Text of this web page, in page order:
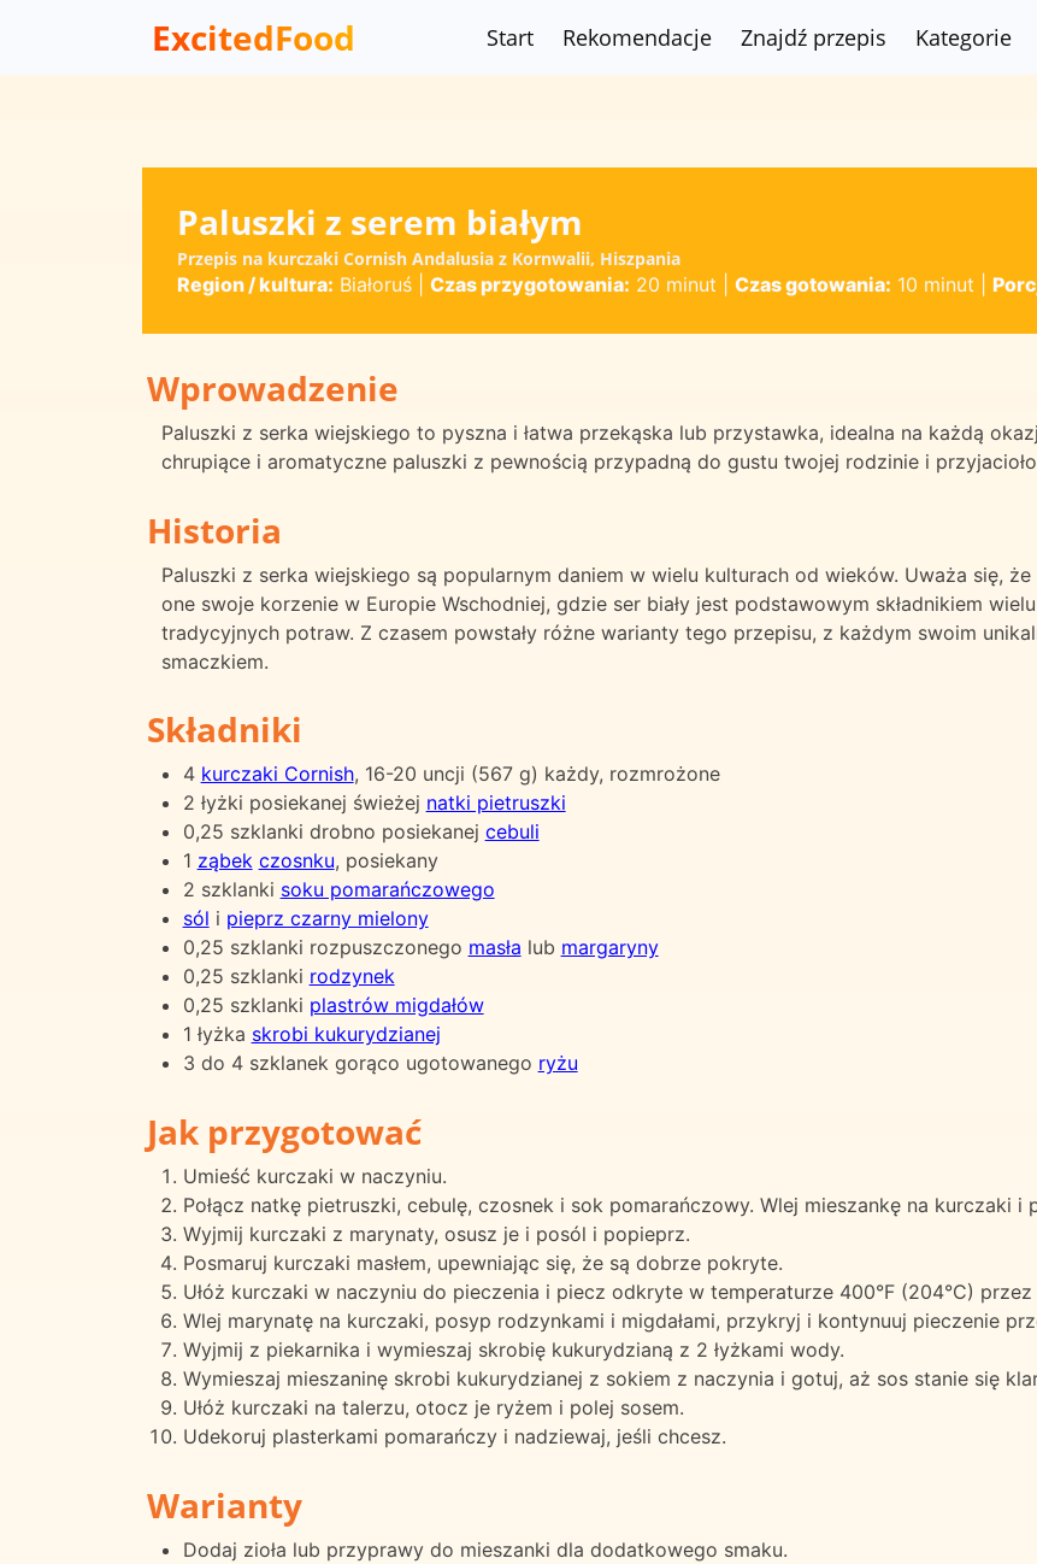
ExcitedFood Start Rekomendacje Znajdź przepis Kategorie
Paluszki z serem białym
Przepis na kurczaki Cornish Andalusia z Kornwalii, Hiszpania
Region / kultura: Białoruś| Czas przygotowania: 20 minut Czas gotowania: 10 minut
Wprowadzenie
Paluszki z serka wiejskiego to pyszna i łatwa przekąska lub przystawka, idealna na każdą
chrupiące i aromatyczne paluszki z pewnością przypadną do gustu twojej rodzinie i
Historia
Paluszki z serka wiejskiego są popularnym daniem w wielu kulturach od wieków. Uważa się, że
one swoje korzenie w Europie Wschodniej, gdzie ser biały jest podstawowym składnikiem wielu
tradycyjnych potraw. Z czasem powstały różne warianty tego przepisu, z każdym swoim
smaczkiem.
Składniki
4 kurczaki Cornish, 16-20 uncji (567 g) każdy, rozmrożone
2 łyżki posiekanej świeżej natki pietruszki
0,25 szklanki drobno posiekanej cebuli
1 ząbek czosnku, posiekany
2 szklanki soku pomarańczowego
sól i pieprz czarny mielony
0,25 szklanki rozpuszczonego masła lub margaryny
0,25 szklanki rodzynek
0,25 szklanki plastrów migdałów
1 łyżka skrobi kukurydzianej
3 do 4 szklanek gorąco ugotowanego ryżu
Jak przygotować
Umieść kurczaki w naczyniu.
Połącz natkę pietruszki, cebulę, czosnek i sok pomarańczowy. Wlej mieszankę na kurczaki
Wyjmij kurczaki z marynaty, osusz je i posól i popieprz.
Posmaruj kurczaki masłem, upewniając się, że są dobrze pokryte.
Ułóż kurczaki w naczyniu do pieczenia i piecz odkryte w temperaturze 400°F (204°C)
Wlej marynatę na kurczaki, posyp rodzynkami i migdałami, przykryj i kontynuuj pieczenie
Wyjmij z piekarnika i wymieszaj skrobię kukurydzianą z 2 łyżkami wody.
Wymieszaj mieszaninę skrobi kukurydzianej z sokiem z naczynia i gotuj, aż sos stanie się
Ułóż kurczaki na talerzu, otocz je ryżem i polej sosem.
Udekoruj plasterkami pomarańczy i nadziewaj, jeśli chcesz.
Warianty
Dodaj zioła lub przyprawy do mieszanki dla dodatkowego smaku.